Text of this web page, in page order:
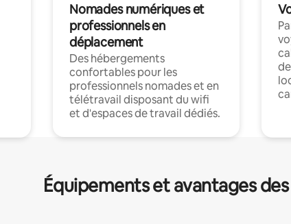
Nomades numériques et
professionnels en
déplacement
Des hébergements
confortables pour les
professionnels nomades et en
télétravail disposant du wifi
et d'espaces de travail dédiés.
Équipements et avantages